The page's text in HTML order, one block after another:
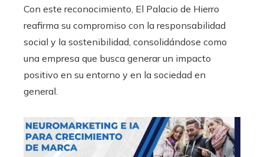
Con este reconocimiento, El Palacio de Hierro
reafirma su compromiso con la responsabilidad
social y la sostenibilidad, consolidándose como
una empresa que busca generar un impacto
positivo en su entorno y en la sociedad en
general.